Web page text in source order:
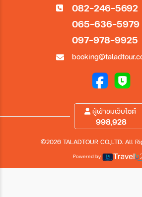
082-246-5692
065-636-5979
097-978-9925
ผู้เข้าชมเว็บไซต์
998,928
©2026 TALADTOUR CO.,LTD. All
Powered by